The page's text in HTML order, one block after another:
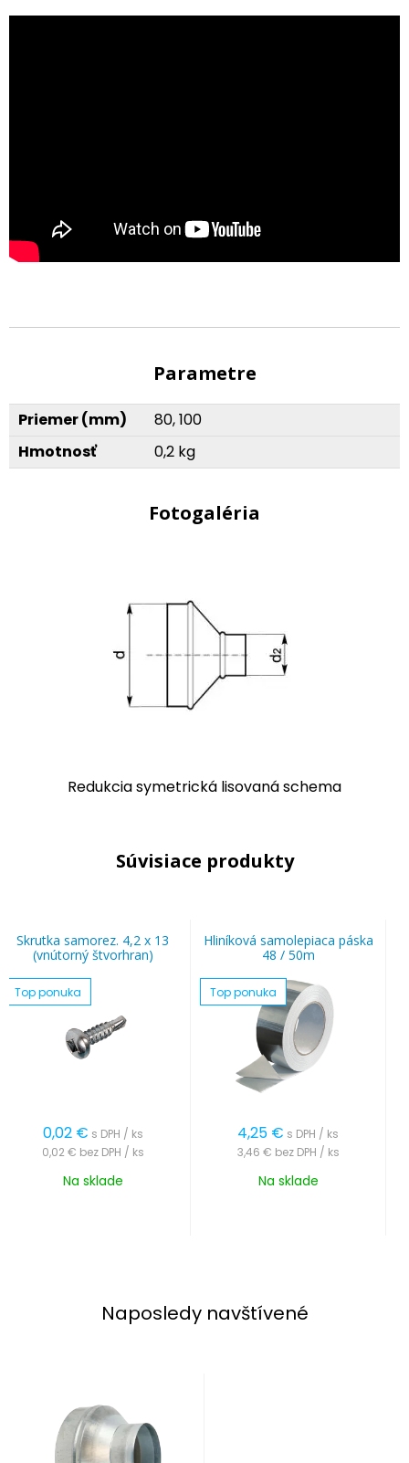
Parametre
Priemer (mm)
80, 100
Hmotnosť
0,2 kg
Fotogaléria
Redukcia symetrická lisovaná schema
Súvisiace produkty
Skrutka samorez. 4,2 x 13
(vnútorný štvorhran)
Top ponuka
0,02 € s DPH / ks
0,02 € bez DPH / ks
Na sklade
Hliníková samolepiaca páska
48 / 50m
Top ponuka
4,25 € s DPH / ks
3,46 € bez DPH / ks
Na sklade
Naposledy navštívené